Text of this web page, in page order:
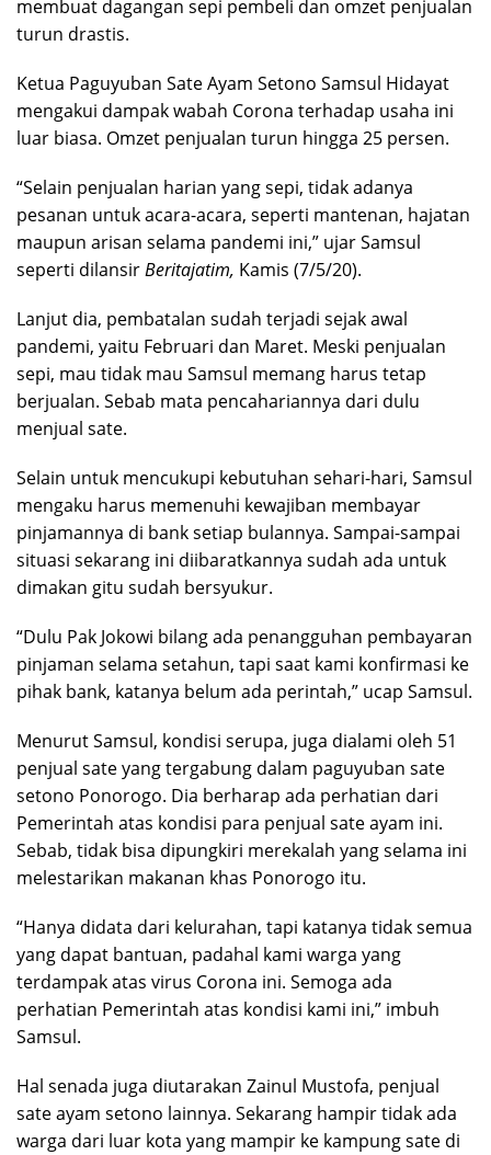
membuat dagangan sepi pembeli dan omzet penjualan
turun drastis.
Ketua Paguyuban Sate Ayam Setono Samsul Hidayat
mengakui dampak wabah Corona terhadap usaha ini
luar biasa. Omzet penjualan turun hingga 25 persen.
“Selain penjualan harian yang sepi, tidak adanya
pesanan untuk acara-acara, seperti mantenan, hajatan
maupun arisan selama pandemi ini,” ujar Samsul
seperti dilansirBeritajatim, Kamis (7/5/20).
Lanjut dia, pembatalan sudah terjadi sejak awal
pandemi, yaitu Februari dan Maret. Meski penjualan
sepi, mau tidak mau Samsul memang harus tetap
berjualan. Sebab mata pencahariannya dari dulu
menjual sate.
Selain untuk mencukupi kebutuhan sehari-hari, Samsul
mengaku harus memenuhi kewajiban membayar
pinjamannya di bank setiap bulannya. Sampai-sampai
situasi sekarang ini diibaratkannya sudah ada untuk
dimakan gitu sudah bersyukur.
“Dulu Pak Jokowi bilang ada penangguhan pembayaran
pinjaman selama setahun, tapi saat kami konfirmasi ke
pihak bank, katanya belum ada perintah,” ucap Samsul.
Menurut Samsul, kondisi serupa, juga dialami oleh 51
penjual sate yang tergabung dalam paguyuban sate
setono Ponorogo. Dia berharap ada perhatian dari
Pemerintah atas kondisi para penjual sate ayam ini.
Sebab, tidak bisa dipungkiri merekalah yang selama ini
melestarikan makanan khas Ponorogo itu.
“Hanya didata dari kelurahan, tapi katanya tidak semua
yang dapat bantuan, padahal kami warga yang
terdampak atas virus Corona ini. Semoga ada
perhatian Pemerintah atas kondisi kami ini,” imbuh
Samsul.
Hal senada juga diutarakan Zainul Mustofa, penjual
sate ayam setono lainnya. Sekarang hampir tidak ada
warga dari luar kota yang mampir ke kampung sate di